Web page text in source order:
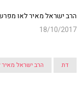
הרב ישראל מאיר לאו
18/10/2017
דת הרב ישראל מאיר